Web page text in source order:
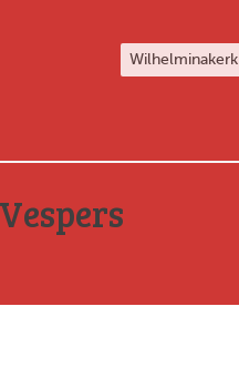
Wilhelminakerk
Vespers